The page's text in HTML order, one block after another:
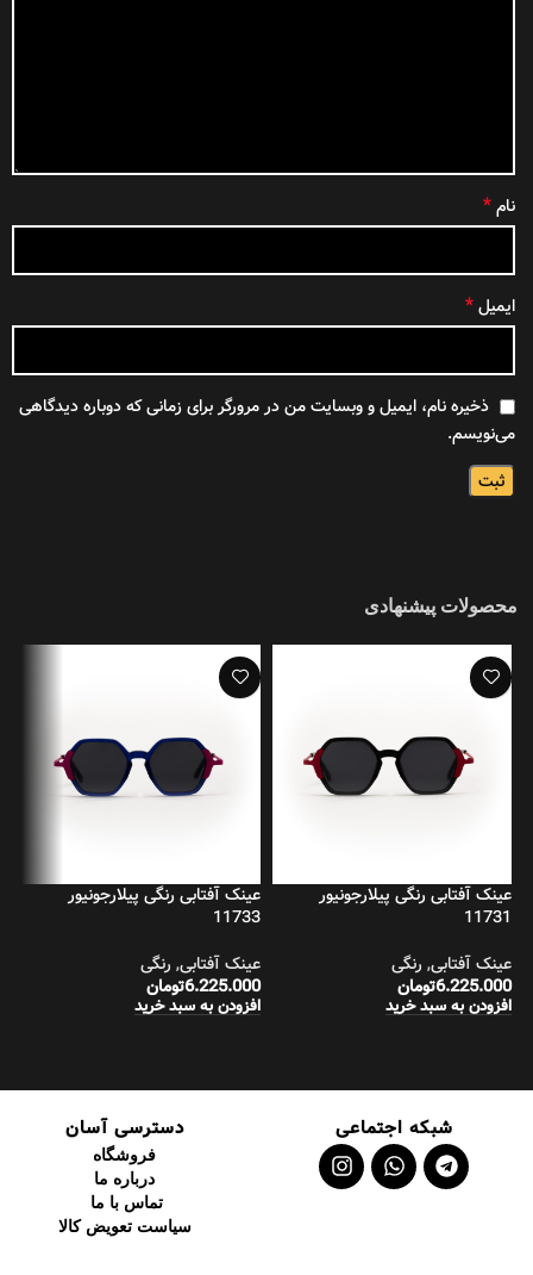
نام*
ایمیل*
ذخیره نام، ایمیل و وبسایت من در مرورگر برای زمانی که دوباره دیدگاهی
می‌نویسم.
محصولات پیشنهادی
عینک آفتابی رنگی پیلارجونیور
11731
عینک آفتابی, رنگی
6.225.000تومان
افزودن به سبد خرید
عینک آفتابی رنگی پیلارجونیور
11733
عینک آفتابی, رنگی
6.225.000تومان
افزودن به سبد خرید
شبکه اجتماعی دسترسی آسان
فروشگاه
درباره ما
تماس با ما
سیاست تعویض کالا